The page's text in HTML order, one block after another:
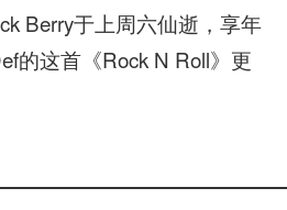
Berry于上周六仙逝，享年
的这首《Rock N Roll》更